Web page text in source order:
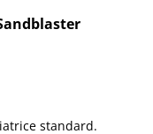
standard.